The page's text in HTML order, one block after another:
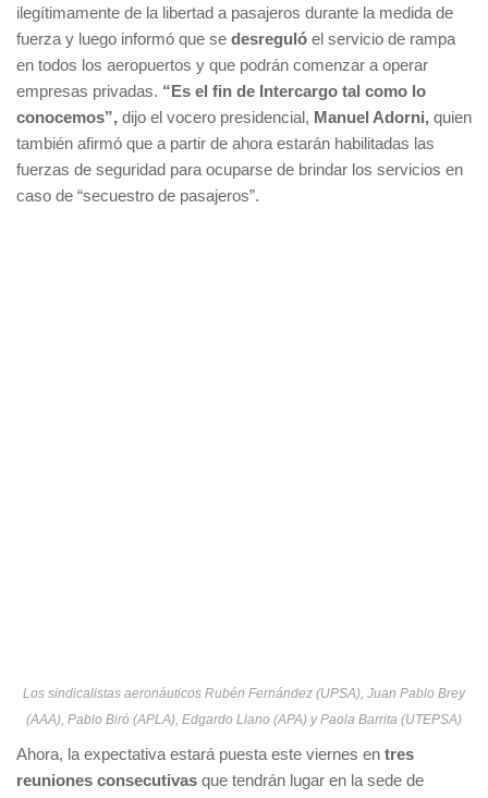
ilegítimamente de la libertad a pasajeros durante la medida de
fuerza y luego informó que se desreguló el servicio de rampa
en todos los aeropuertos y que podrán comenzar a operar
empresas privadas. “Es el fin de Intercargo tal como lo
conocemos”, dijo el vocero presidencial, Manuel Adorni, quien
también afirmó que a partir de ahora estarán habilitadas las
fuerzas de seguridad para ocuparse de brindar los servicios en
caso de “secuestro de pasajeros”.
Los sindicalistas aeronáuticos Rubén Fernández (UPSA), Juan Pablo Brey
(AAA), Pablo Biró (APLA), Edgardo Llano (APA) y Paola Barrita (UTEPSA)
Ahora, la expectativa estará puesta este viernes en tres
reuniones consecutivas que tendrán lugar en la sede de